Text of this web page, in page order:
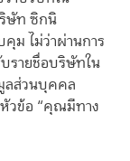
ษัท ซิกนิ
คุม ไม่ว่าผ่านการ
รายชื่อบริษัทใน
ลส่วนบุคคล
วข้อ “คุณมีทาง